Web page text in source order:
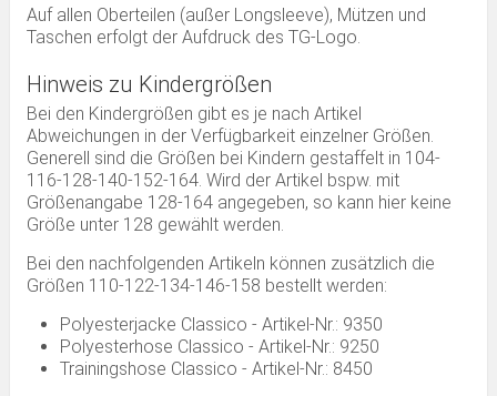
Auf allen Oberteilen (außer Longsleeve), Mützen und
Taschen erfolgt der Aufdruck des TG-Logo.
Hinweis zu Kindergrößen
Bei den Kindergrößen gibt es je nach Artikel
Abweichungen in der Verfügbarkeit einzelner Größen.
Generell sind die Größen bei Kindern gestaffelt in 104-
116-128-140-152-164. Wird der Artikel bspw. mit
Größenangabe 128-164 angegeben, so kann hier keine
Größe unter 128 gewählt werden.
Bei den nachfolgenden Artikeln können zusätzlich die
Größen 110-122-134-146-158 bestellt werden:
Polyesterjacke Classico - Artikel-Nr.: 9350
Polyesterhose Classico - Artikel-Nr.: 9250
Trainingshose Classico - Artikel-Nr.: 8450